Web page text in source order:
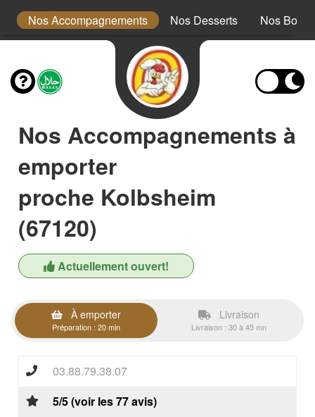
Nos Accompagnements Nos Desserts Nos
Nos Accompagnements à
emporter
proche Kolbsheim
(67120)
Actuellement ouvert!
À emporter
Préparation : 20 min
Livraison
Livraison : 30 à 45 mn
03.88.79.38.07
5/5 (voir les 77 avis)